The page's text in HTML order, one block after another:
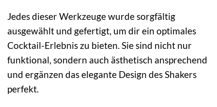
Jedes dieser Werkzeuge wurde sorgfältig
ausgewählt und gefertigt, um dir ein optimales
Cocktail-Erlebnis zu bieten. Sie sind nicht nur
funktional, sondern auch ästhetisch ansprechend
und ergänzen das elegante Design des Shakers
perfekt.